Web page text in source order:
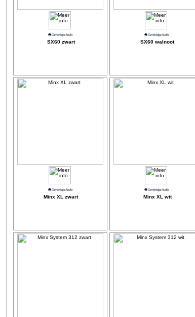
SX60 zwart SX60 walnoot
Minx XL zwart Minx XL wit